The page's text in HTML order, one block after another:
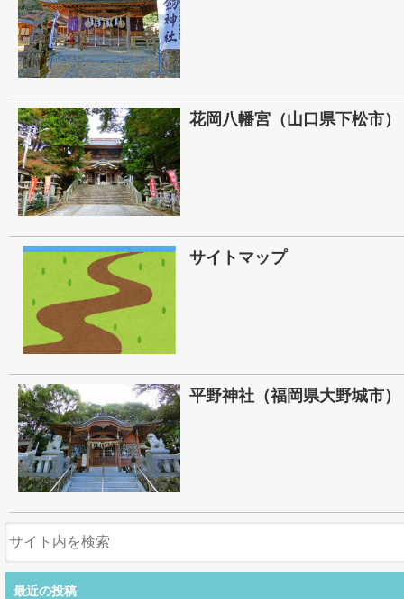
花岡八幡宮（山口県下松市）
サイトマップ
平野神社（福岡県大野城市）
最近の投稿